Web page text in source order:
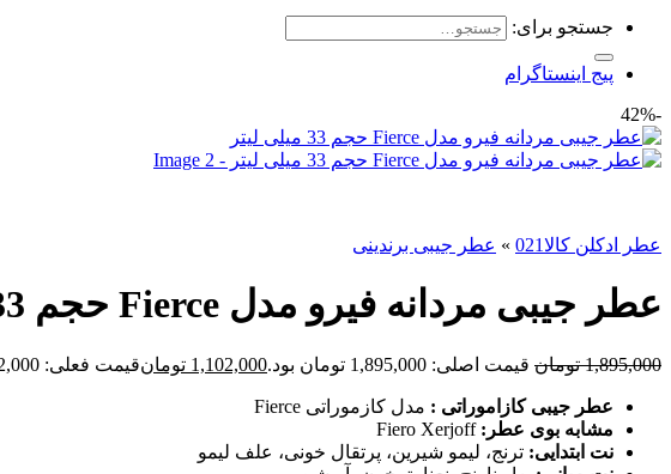
جستجو برای:
پیج اینستاگرام
-42%
عطر ادکلن کالا021 » عطر جیبی برندینی
عطر جیبی مردانه فیرو مدل Fierce حجم 33 میلی لیتر
1,895,000 تومان قیمت اصلی: 1,895,000 تومان بود. 1,102,000 تومانقیمت فعلی: 1,102,000 تومان.
عطر جیبی کازاموراتی : مدل کازموراتی Fierce
مشابه بوی عطر:Fiero Xerjoff
نت ابتدایی: ترنج، لیمو شیرین، پرتقال خونی، علف لیمو